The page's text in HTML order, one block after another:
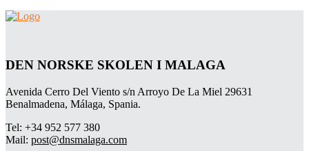
DEN NORSKE SKOLEN I MALAGA
Avenida Cerro Del Viento s/n Arroyo De La Miel 29631
Benalmadena, Málaga, Spania.
Tel: +34 952 577 380
Mail: post@dnsmalaga.com